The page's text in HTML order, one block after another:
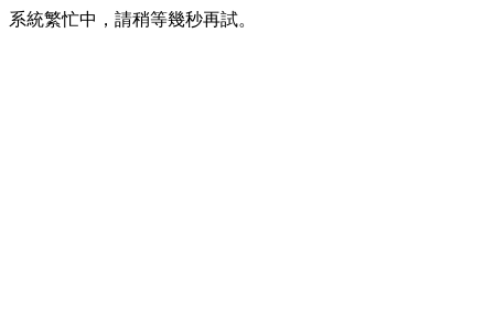
系統繁忙中，請稍等幾秒再試。